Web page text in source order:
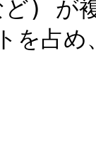
が複
を占